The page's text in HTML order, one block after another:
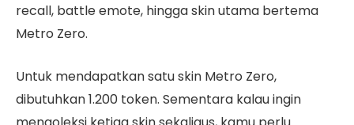
recall, battle emote, hingga skin utama bertema
Metro Zero.
Untuk mendapatkan satu skin Metro Zero,
dibutuhkan 1.200 token. Sementara kalau ingin